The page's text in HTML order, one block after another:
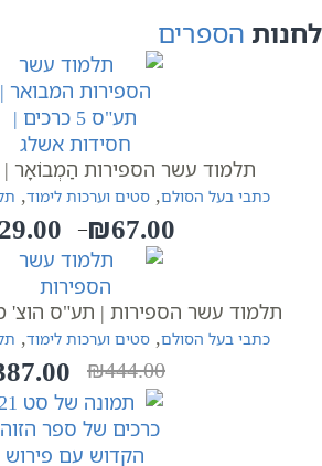
לחנות הספרים
תלמוד עשר הספירות הַמְבוֹאָר | סט | 5
כתבי בעל הסולם,סטים וערכות לימוד,
₪67.00
– טווח
מחירים:
עד
תלמוד עשר הספירות | תע"ס הוצ'
כתבי בעל הסולם,סטים וערכות לימוד,
₪444.00
המחיר
המקורי
היה:
₪444.00.
המחיר
הנוכחי
הוא:
₪387.00.